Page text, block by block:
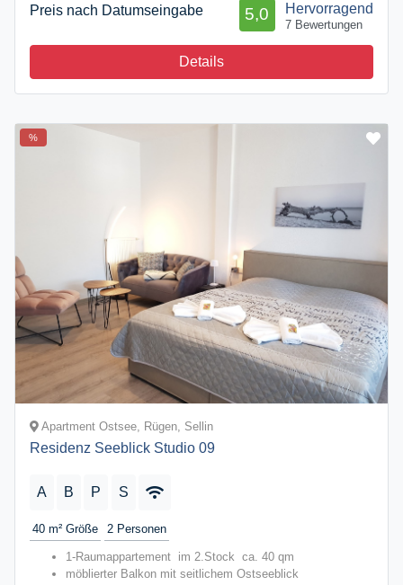
Preis nach Datumseingabe Hervorragend
5,0
7 Bewertungen
Details
%
Apartment Ostsee, Rügen, Sellin
Residenz Seeblick Studio 09
A B P S
40 m² Größe 2 Personen
1-Raumappartement im 2.Stock ca. 40 qm
möblierter Balkon mit seitlichem Ostseeblick